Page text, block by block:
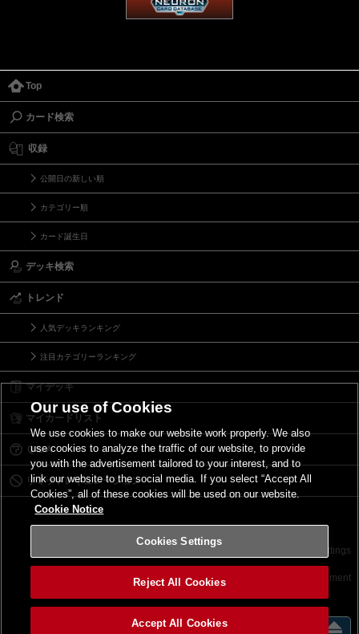
Top
カード検索
収録
公開日の新しい順
カテゴリー順
カード誕生日
デッキ検索
トレンド
人気デッキランキング
注目カテゴリーランキング
マイデッキ
マイカードリスト
Ｑ＆Ａ
リミットレギュレーション
サイトポリシー Cookies Settings
©2026 Konami Digital Entertainment
Our use of Cookies
We use cookies to make our website work properly. We also
use cookies to analyze the traffic of our website, to provide
you with the advertisement tailored to your interest, and to
link our website to the social media. If you select “Accept All
Cookies”, all of these cookies will be used on our website.
Cookie Notice
Cookies Settings
Reject All Cookies
Accept All Cookies